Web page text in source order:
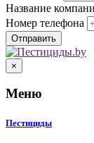
Название
Номер телефона
×
Меню
Пестициды